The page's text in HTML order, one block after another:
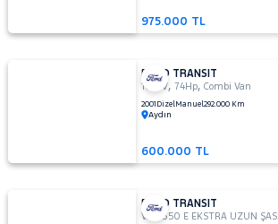
ŞASI
Tek
975.000 TL
FORD TRANSIT
100 V,74Hp,Combi Van
2001 DizelManuel292.000 Km
Aydın
600.000 TL
FORD TRANSIT
VAN 350 E EKSTRA UZUN ŞASI